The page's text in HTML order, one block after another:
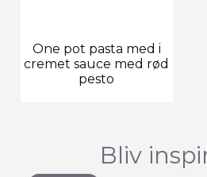
One pot pasta med i
cremet sauce med rød
pesto
Bliv